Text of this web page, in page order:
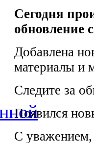
Сегодня
обновление
Добавлена
материалы и
Следите за
Появился
С уважением,